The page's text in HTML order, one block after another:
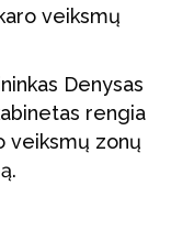
veiksmų
Denysas
rengia
veiksmų zonų